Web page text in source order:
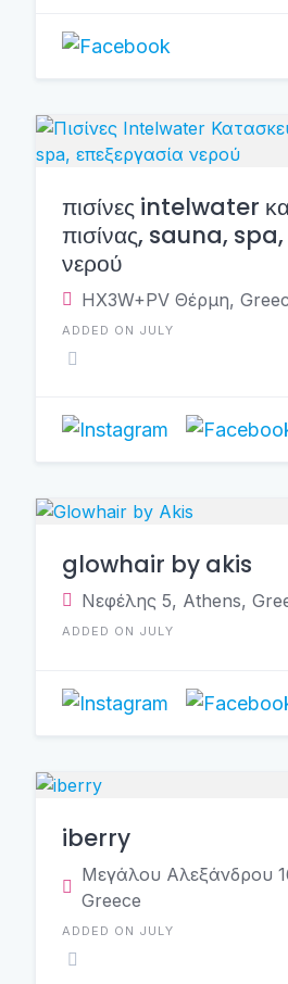
πισίνες intelwater
πισίνας, sauna, spa,
νερού
HX3W+PV Θέρμη,
ADDED ON JULY
glowhair by akis
Νεφέλης 5, Athens,
ADDED ON JULY
iberry
Μεγάλου Αλεξάνδρου
Greece
ADDED ON JULY